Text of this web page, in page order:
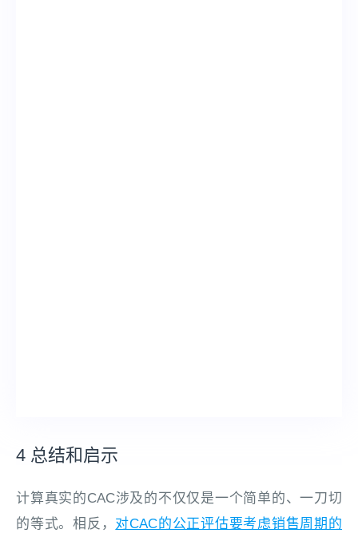
4 总结和启示
计算真实的CAC涉及的不仅仅是一个简单的、一刀切
的等式。相反， 对CAC的公正评估要考虑销售周期的